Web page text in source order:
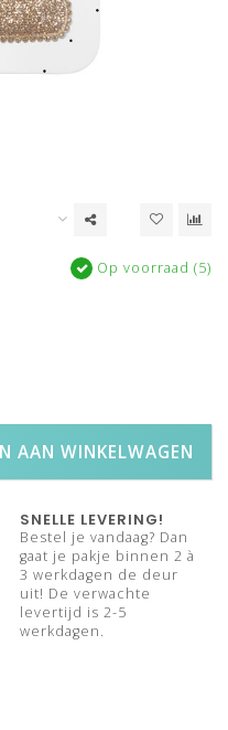
Op voorraad (5)
AAN WINKELWAGEN
SNELLE LEVERING!
Bestel je vandaag? Dan
gaat je pakje binnen 2 à
3 werkdagen de deur
uit! De verwachte
levertijd is 2-5
werkdagen.